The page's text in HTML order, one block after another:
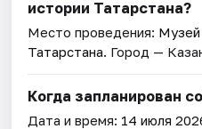
истории Татарстана?
Место проведения: Музей
Татарстана. Город —
Когда запланирован
Дата и время: 14 июля